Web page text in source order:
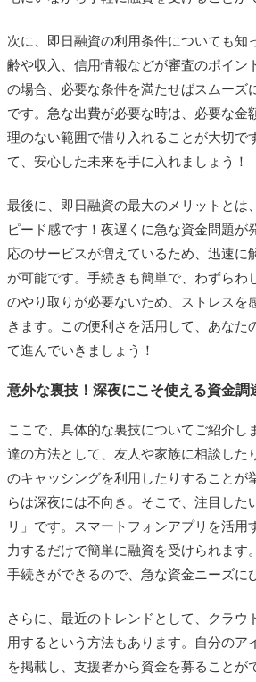
次に、即日融資の利用条件についても知
齢や収入、信用情報などが審査のポイン
の場合、必要な条件を満たせばスムーズ
です。急な出費が必要な時は、必要な金
理のない範囲で借り入れることが大切で
て、安心した未来を手に入れましょう！
最後に、即日融資の最大のメリットとは
ピード感です！夜遅くに急な資金問題が
応のサービスが増えているため、迅速に
が可能です。手続きも簡単で、わずらわ
のやり取りが必要ないため、ストレスを
きます。この便利さを活用して、あなた
て進んでいきましょう！
意外な裏技！深夜にこそ使える資金調
ここで、具体的な裏技についてご紹介し
達の方法として、友人や家族に相談した
のキャッシングを利用したりすることが
らは深夜には不向き。そこで、注目した
リ」です。スマートフォンアプリを活用
力するだけで簡単に融資を受けられます
手続きができるので、急な資金ニーズに
さらに、最近のトレンドとして、クラウ
用するという方法もあります。自分のア
を掲載し、支援者から資金を募ることが